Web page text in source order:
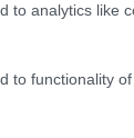
to analytics like
to functionality